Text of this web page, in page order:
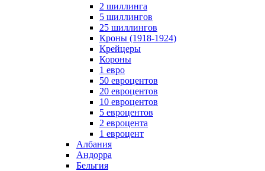
2 шиллинга
5 шиллингов
25 шиллингов
Кроны (1918-1924)
Крейцеры
Короны
1 евро
50 евроцентов
20 евроцентов
10 евроцентов
5 евроцентов
2 евроцента
1 евроцент
Албания
Андорра
Бельгия